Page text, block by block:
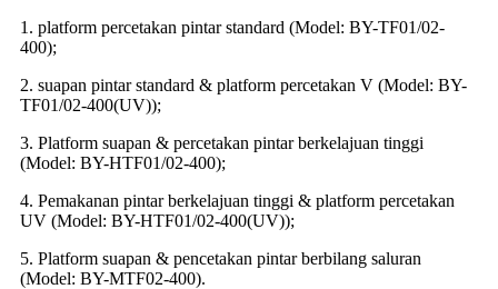
1. platform percetakan pintar standard (Model: BY-TF01/02-
400);
2. suapan pintar standard & platform percetakan V (Model: BY-
TF01/02-400(UV));
3. Platform suapan & percetakan pintar berkelajuan tinggi
(Model: BY-HTF01/02-400);
4. Pemakanan pintar berkelajuan tinggi & platform percetakan
UV (Model: BY-HTF01/02-400(UV));
5. Platform suapan & pencetakan pintar berbilang saluran
(Model: BY-MTF02-400).